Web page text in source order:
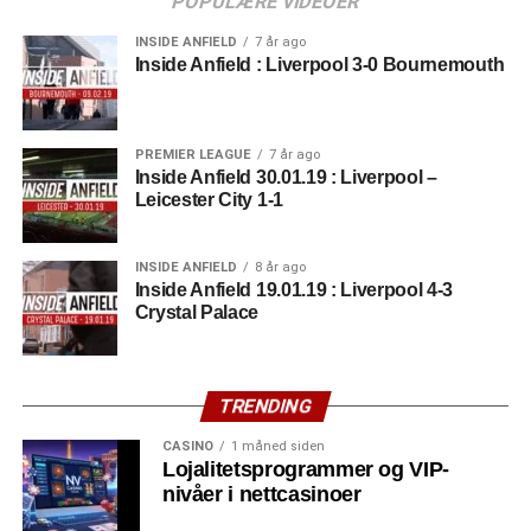
clubs stay in the same
position.
pic.twitter.com/VUTQd7tfkC
— Nick Harris
(@sportingintel)
2019
For opptil ti TV-kamper mottar lagene 12,5 millioner
millioner pund for hver kamp som sendes på TV utenom
dette. Premiepengene deles avhengig av
ligaplassering. Sisteplassen mottar 1,9 millioner pund, et
sum som stiger med samme beløp for hver posisjon man
slutter over bunn.
INSIDE ANFIELD 7 år ago
Inside Anfield : Liverpool 3-0 Bournemouth
PREMIER LEAGUE 7 år ago
Inside Anfield 30.01.19 : Liverpool –
Leicester City 1-1
INSIDE ANFIELD 8 år ago
Inside Anfield 19.01.19 : Liverpool 4-3
Crystal Palace
TRENDING
CASINO 1 måned siden
Lojalitetsprogrammer og VIP-
nivåer i nettcasinoer